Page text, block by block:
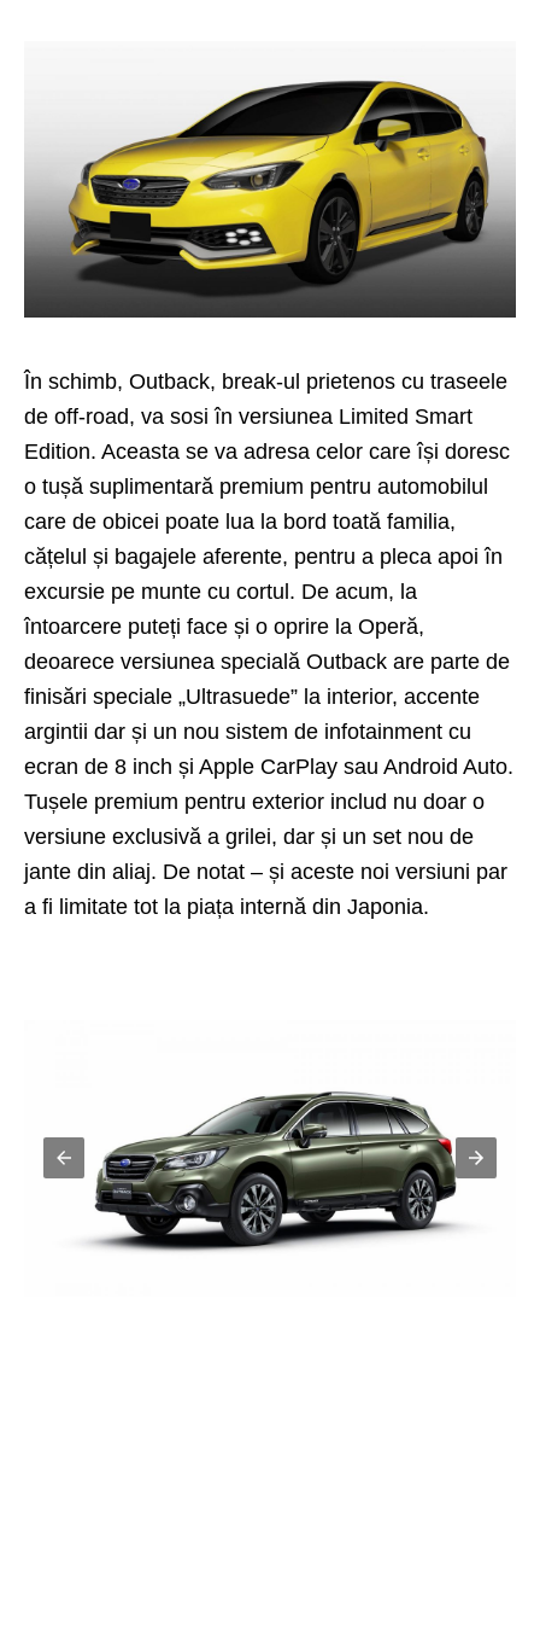
În schimb, Outback, break-ul prietenos cu traseele
de off-road, va sosi în versiunea Limited Smart
Edition. Aceasta se va adresa celor care își doresc
o tușă suplimentară premium pentru automobilul
care de obicei poate lua la bord toată familia,
cățelul și bagajele aferente, pentru a pleca apoi în
excursie pe munte cu cortul. De acum, la
întoarcere puteți face și o oprire la Operă,
deoarece versiunea specială Outback are parte de
finisări speciale „Ultrasuede” la interior, accente
argintii dar și un nou sistem de infotainment cu
ecran de 8 inch și Apple CarPlay sau Android Auto.
Tușele premium pentru exterior includ nu doar o
versiune exclusivă a grilei, dar și un set nou de
jante din aliaj. De notat – și aceste noi versiuni par
a fi limitate tot la piața internă din Japonia.